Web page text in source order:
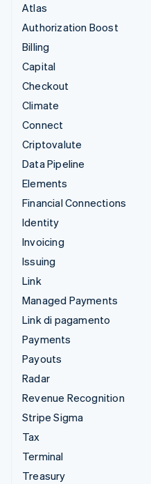
Atlas
Authorization Boost
Billing
Capital
Checkout
Climate
Connect
Criptovalute
Data Pipeline
Elements
Financial Connections
Identity
Invoicing
Issuing
Link
Managed Payments
Link di pagamento
Payments
Payouts
Radar
Revenue Recognition
Stripe Sigma
Tax
Terminal
Treasury